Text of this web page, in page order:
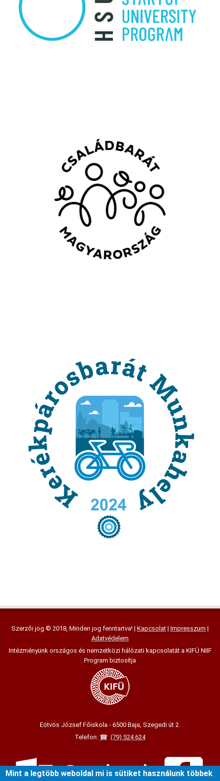
Mint a legtöbb weboldal mi is sütiket használunk többek
Szerzői jog © 2018, Minden jog fenntartva! | Kapcsolat | Impresszum |
Adatvédelem
Intézményünk országos és nemzetközi hálózati kapcsolatát a KIFÜ NIIF
Program biztosítja
Eötvös József Főiskola - 6500 Baja, Szegedi út 2.
Telefon:
(79) 524 624